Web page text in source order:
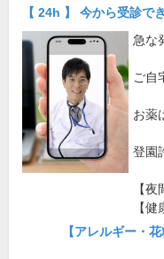
【 24h 】 今から受診で
急な
ご自
お薬
登園
【
【健
【アレルギー・